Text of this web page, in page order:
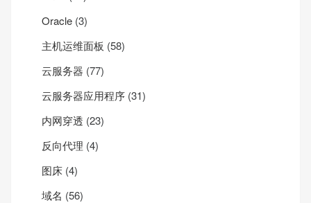
Oracle (3)
主机运维面板 (58)
云服务器 (77)
云服务器应用程序 (31)
内网穿透 (23)
反向代理 (4)
图床 (4)
域名 (56)